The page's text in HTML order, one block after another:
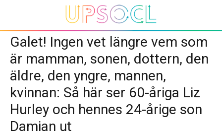
Galet! Ingen vet längre vem som
är mamman, sonen, dottern, den
äldre, den yngre, mannen,
kvinnan: Så här ser 60-åriga Liz
Hurley och hennes 24-årige son
Damian ut